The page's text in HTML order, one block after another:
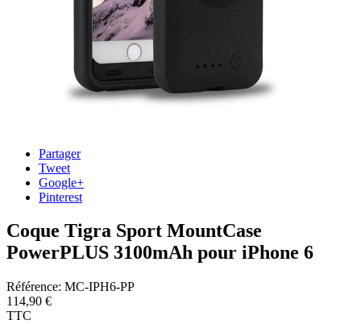
Partager
Tweet
Google+
Pinterest
Coque Tigra Sport MountCase
PowerPLUS 3100mAh pour iPhone 6
Référence: MC-IPH6-PP
114,90 €
TTC